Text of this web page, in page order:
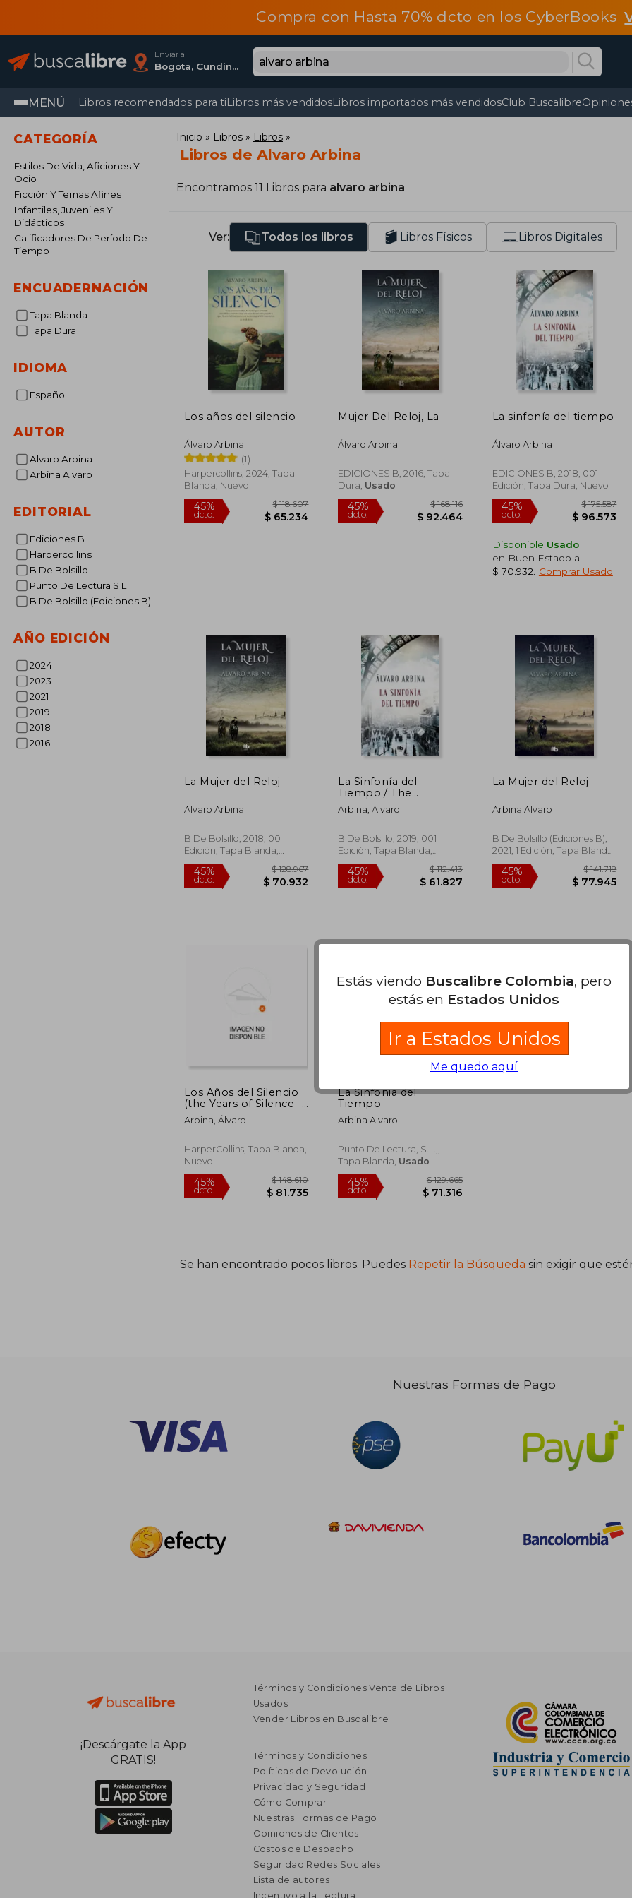
Compra con Hasta 70% dcto en los CyberBooks
Enviar a
Bogota, Cundinamarca
MENÚ Libros recomendados para tiLibros más vendidosLibros importados más vendidosClub Buscalibre
CATEGORÍA
Estilos De Vida, Aficiones Y
Ocio
Ficción Y Temas Afines
Infantiles, Juveniles Y
Didácticos
Calificadores De Período De
Tiempo
ENCUADERNACIÓN
Tapa Blanda
Tapa Dura
IDIOMA
Español
AUTOR
Alvaro Arbina
Arbina Alvaro
EDITORIAL
Ediciones B
Harpercollins
B De Bolsillo
Punto De Lectura S L
B De Bolsillo (Ediciones B)
AÑO EDICIÓN
2024
2023
2021
2019
2018
2016
Inicio Libros Libros
Libros de Alvaro Arbina
Encontramos 11 Libros para alvaro arbina
Ver: Todos los libros Libros Físicos Libros Digitales
Los años del silencio
Álvaro Arbina
(1)
Harpercollins, 2024, Tapa
Blanda, Nuevo
Mujer Del Reloj, La
Álvaro Arbina
EDICIONES B, 2016, Tapa
Dura, Usado
$ 168.116
$ 92.464
La sinfonía del tiempo
Álvaro Arbina
EDICIONES B, 2018, 001
Edición, Tapa Dura, Nuevo
45%
dcto.
Disponible Usado
en Buen Estado a
$ 70.932
Comprar Usado
La Mujer del Reloj
Alvaro Arbina
B De Bolsillo, 2018, 00
Edición, Tapa Blanda,
Usado
$ 70.932
La Sinfonía del
Tiempo / The
Symphony of Time
Arbina, Alvaro
B De Bolsillo, 2019, 001
Edición, Tapa Blanda,
Nuevo
dcto. $ 61.827
La Mujer del Reloj
Arbina Alvaro
B De Bolsillo (Ediciones B),
2021, 1 Edición, Tapa Blanda,
Nuevo
dcto.
Los Años del Silencio
(the Years of Silence -
Spanish Edition)
Arbina, Álvaro
HarperCollins, Tapa Blanda,
Nuevo
La Sinfonia del
Tiempo
Arbina Alvaro
Punto De Lectura, S.L.,,
Tapa Blanda, Usado
Se han encontrado pocos libros. Puedes Repetir la Búsqueda sin exigir que
Nuestras Formas de Pago
¡Descárgate la App
GRATIS!
Términos y Condiciones Venta de Libros
Usados
Vender Libros en Buscalibre
Términos y Condiciones
Políticas de Devolución
Privacidad y Seguridad
Cómo Comprar
Nuestras Formas de Pago
Opiniones de Clientes
Costos de Despacho
Seguridad Redes Sociales
Lista de autores
Incentivo a la Lectura
Estás viendo Buscalibre Colombia, pero
estás en Estados Unidos
Ir a Estados Unidos
Me quedo aquí